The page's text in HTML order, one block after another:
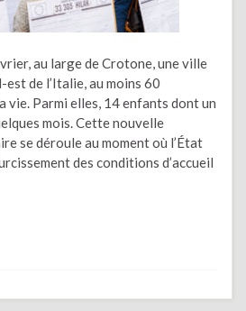
au large de Crotone, une ville
est de l’Italie, au moins 60
vie. Parmi elles, 14 enfants dont un
mois. Cette nouvelle
se déroule au moment où l’État
des conditions d’accueil